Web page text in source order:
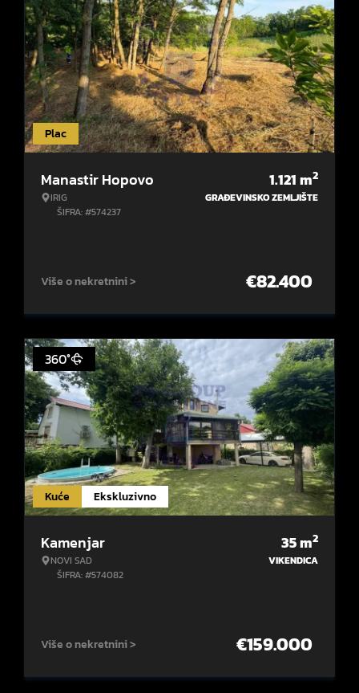
Plac
Manastir Hopovo
IRIG
ŠIFRA: #574237
1.121m2
GRAĐEVINSKO ZEMLJIŠTE
Više o nekretnini > €82.400
Kuće Ekskluzivno
360°
Kamenjar
NOVI SAD
ŠIFRA: #574082
35m2
VIKENDICA
Više o nekretnini > €159.000